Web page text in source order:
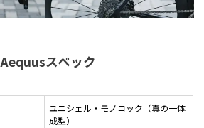
Aequusスペック
ユニシェル・モノコック（真の一体
成型）